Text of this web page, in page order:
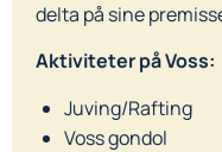
delta på sine
Aktiviteter på Voss:
Juving/Rafting
Voss gondol